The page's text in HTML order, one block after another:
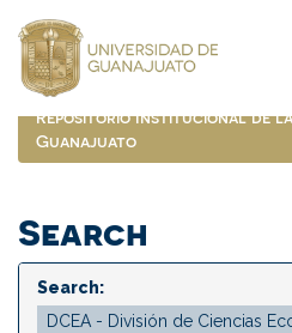
navigation
Repositorio Institucional de
Guanajuato
Search
Search: